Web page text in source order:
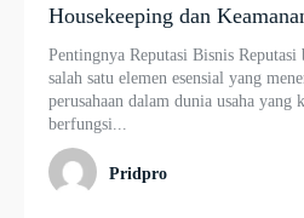
Housekeeping dan
Pentingnya Reputasi Bisnis
salah satu elemen esensial yang
perusahaan dalam dunia usaha
berfungsi...
Pridpro